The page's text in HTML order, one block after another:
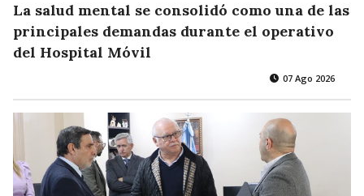
La salud mental se consolidó como una de las
principales demandas durante el operativo
del Hospital Móvil
07 Ago 2026